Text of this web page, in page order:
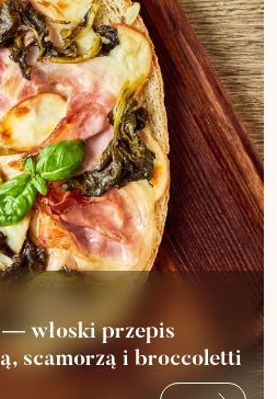
włoski przepis
scamorzą i broccoletti